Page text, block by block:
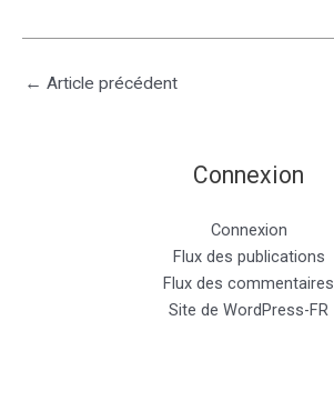
← Article précédent
Connexion
Connexion
Flux des publications
Flux des commentaires
Site de WordPress-FR